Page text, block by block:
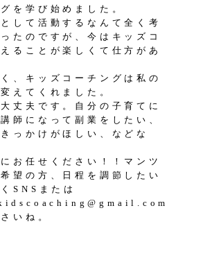
を学び始めました。
して活動するなんて全く考
たのですが、今はキッズコ
ることが楽しくて仕方があ
、キッズコーチングは私の
えてくれました。
丈夫です。自分の子育てに
師になって副業をしたい、
っかけがほしい、などな
お任せください！！マンツ
望の方、日程を調節したい
SNSまたは
いね。